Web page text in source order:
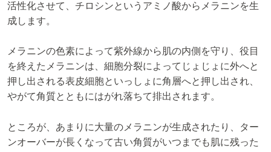
活性化させて、チロシンというアミノ酸からメラニンを生
成します。
メラニンの色素によって紫外線から肌の内側を守り、役目
を終えたメラニンは、細胞分裂によってじょじょに外へと
押し出される表皮細胞といっしょに角層へと押し出され、
やがて角質とともにはがれ落ちて排出されます。
ところが、あまりに大量のメラニンが生成されたり、ター
ンオーバーが長くなって古い角質がいつまでも肌に残った